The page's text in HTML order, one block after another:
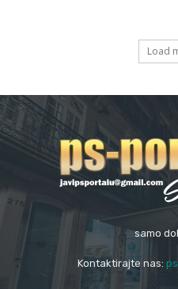
Load
samo
Kontaktirajte nas: